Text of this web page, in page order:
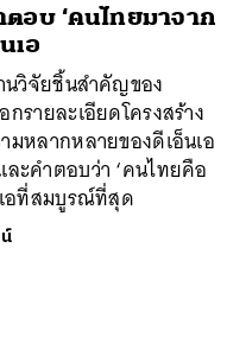
อบ ‘คนไทยมาจาก
เอ
วิจัยชิ้นสำคัญของ
รายละเอียดโครงสร้าง
หลากหลายของดีเอ็นเอ
ะคำตอบว่า ‘คนไทยคือ
อที่สมบูรณ์ที่สุด